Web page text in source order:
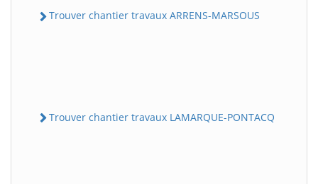
Trouver chantier travaux ARRENS-MARSOUS
Trouver chantier travaux LAMARQUE-PONTACQ